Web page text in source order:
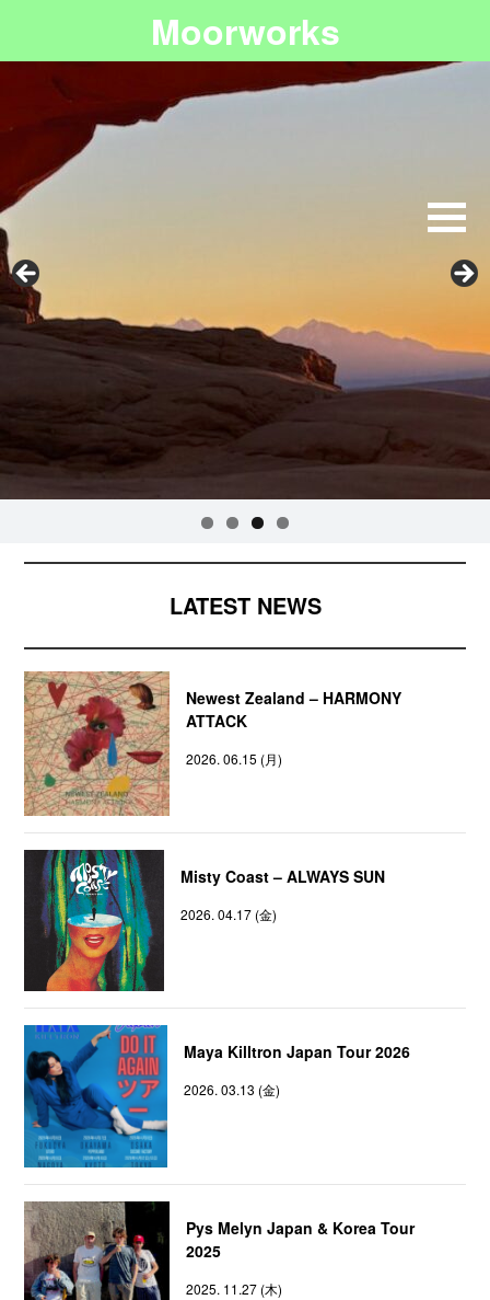
Moorworks
LATEST NEWS
Newest Zealand – HARMONY
ATTACK
2026. 06.15 (月)
Misty Coast – ALWAYS SUN
2026. 04.17 (金)
Maya Killtron Japan Tour 2026
2026. 03.13 (金)
Pys Melyn Japan & Korea Tour
2025
2025. 11.27 (木)